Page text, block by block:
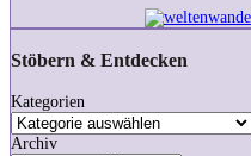
Stöbern & Entdecken
Kategorien
Archiv